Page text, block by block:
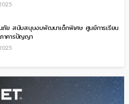
ภัย สนับสนุนงบพัฒนาเด็กพิเศษ ศูนย์การเรียน
าคารปัญญา